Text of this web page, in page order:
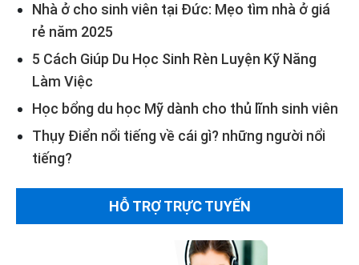
Nhà ở cho sinh viên tại Đức: Mẹo tìm nhà ở giá
rẻ năm 2025
5 Cách Giúp Du Học Sinh Rèn Luyện Kỹ Năng
Làm Việc
Học bổng du học Mỹ dành cho thủ lĩnh sinh viên
Thụy Điển nổi tiếng về cái gì? những người nổi
tiếng?
HỖ TRỢ TRỰC TUYẾN